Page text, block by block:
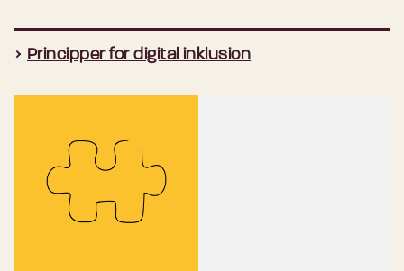
Principper for digital inklusion